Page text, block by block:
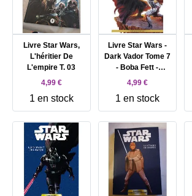
Livre Star Wars,
L'héritier De
L'empire T. 03
4,99 €
1 en stock
Livre Star Wars -
Dark Vador Tome 7
- Boba Fett -
Ennemi De
4,99 €
1 en stock